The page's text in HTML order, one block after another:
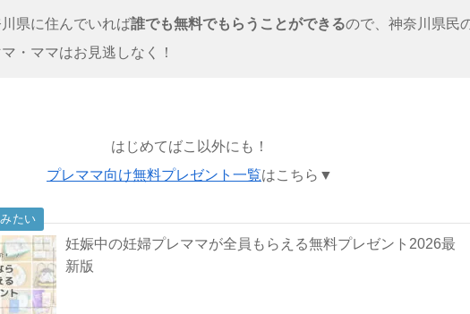
県に住んでいれば誰でも無料でもらうことができるので、神奈川県民
・ママはお見逃しなく！
はじめてばこ以外にも！
プレママ向け無料プレゼント一覧はこちら▼
妊娠中の妊婦プレママが全員もらえる無料プレゼント2026最
新版